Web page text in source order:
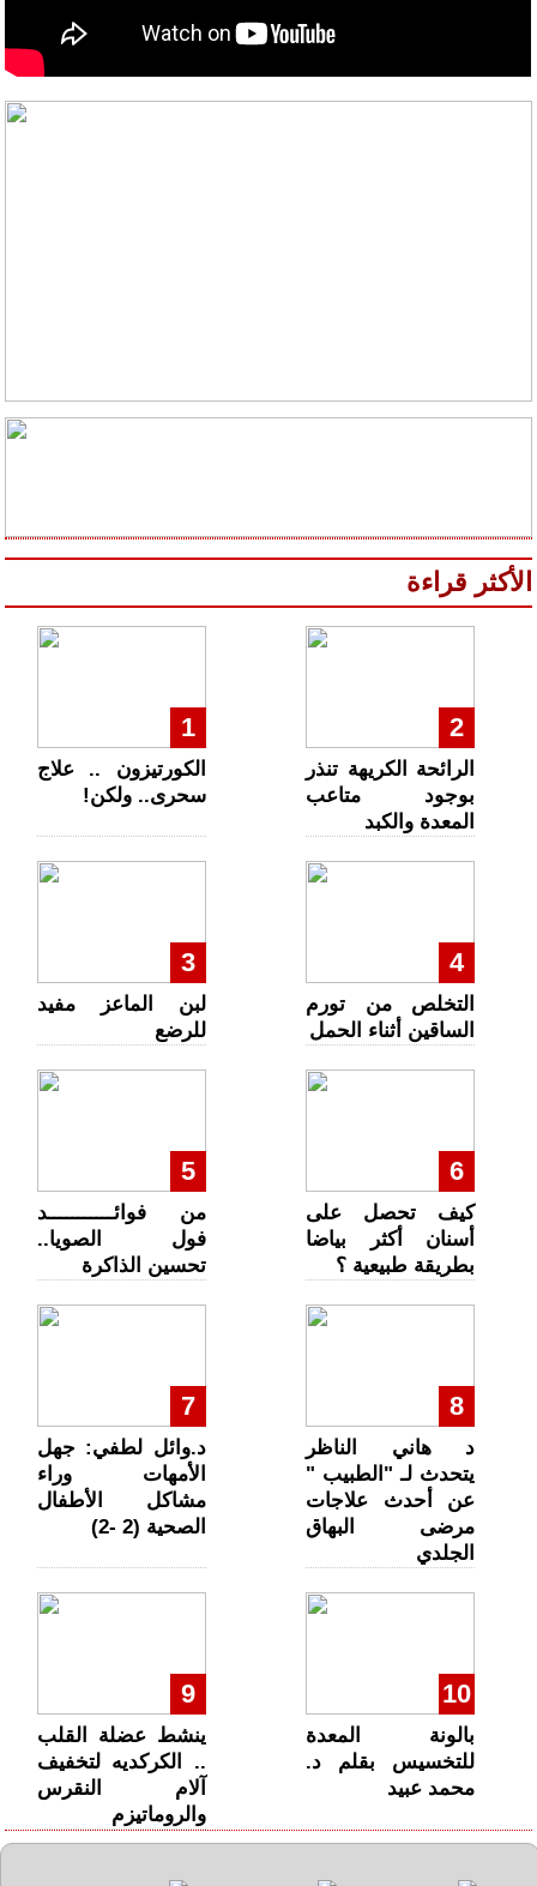
الأكثر قراءة
1
الكورتيزون .. علاج
سحرى.. ولكن!
2
الرائحة الكريهة تنذر
بوجود متاعب
المعدة والكبد
3
لبن الماعز مفيد
للرضع
4
التخلص من تورم
الساقين أثناء الحمل
5
من فوائـــــــــــد
فول الصويا..
تحسين الذاكرة
6
كيف تحصل على
أسنان أكثر بياضا
بطريقة طبيعية ؟
7
د.وائل لطفي: جهل
الأمهات وراء
مشاكل الأطفال
الصحية (2 -2)
8
د هاني الناظر
يتحدث لـ "الطبيب "
عن أحدث علاجات
مرضى البهاق
الجلدي
9
ينشط عضلة القلب
.. الكركديه لتخفيف
آلام النقرس
والروماتيزم
10
بالونة المعدة
للتخسيس بقلم د.
محمد عبيد